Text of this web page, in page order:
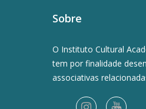
Sobre
O Instituto Cultural
tem por finalidade
associativas